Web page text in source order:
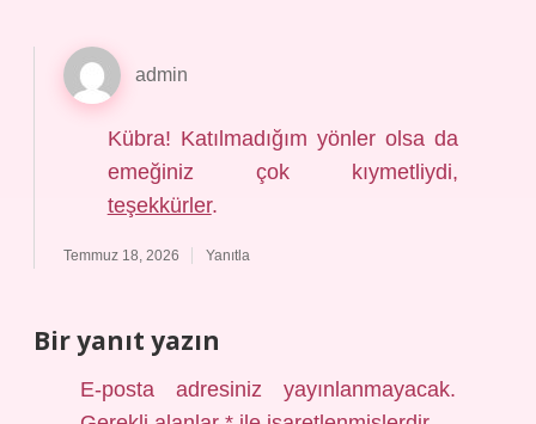
admin
Kübra! Katılmadığım yönler olsa da
emeğiniz çok kıymetliydi,
teşekkürler.
Temmuz 18, 2026 Yanıtla
Bir yanıt yazın
E-posta adresiniz yayınlanmayacak.